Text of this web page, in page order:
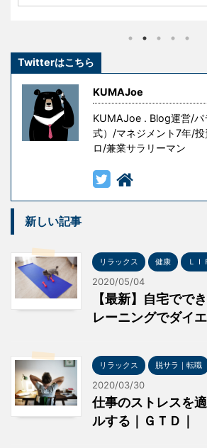
ただし授業料が高すぎる 』というも
意味がありますが、無意味な ...
Twitterはこちら
KUMAJoe
KUMAJoe . Blog運営/パ
式）/マネジメント7年/
ロ/兼業サラリーマン
新しい記事
リラックス 健康 ＬＩ
2020/05/04
【最新】自宅でで
レーニングでダイ
リラックス 脱サラ｜転職
2020/03/30
仕事のストレスを
ルする｜ＧＴＤ｜